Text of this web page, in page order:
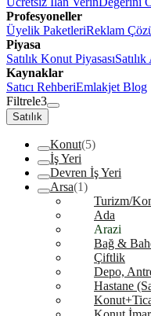
Profesyoneller
Üyelik PaketleriReklam
Piyasa
Satılık Konut Piyasası
Kaynaklar
Satıcı RehberiEmlakjet Blog
Filtrele3
Satılık
Konut(5)
İş Yeri
Devren İş Yeri
Arsa(1)
Turizm/
Ada
Arazi
Bağ &
Çiftlik
Depo,
Hastane